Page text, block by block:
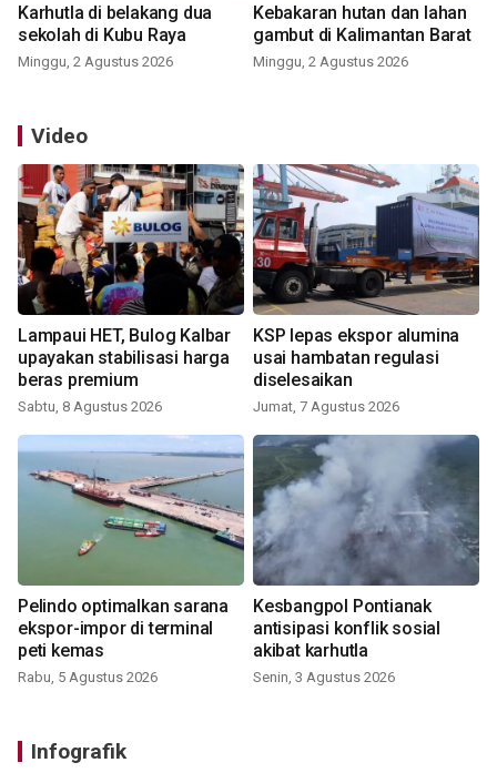
Karhutla di belakang dua
sekolah di Kubu Raya
Minggu, 2 Agustus 2026
Kebakaran hutan dan lahan
gambut di Kalimantan Barat
Minggu, 2 Agustus 2026
Video
Lampaui HET, Bulog Kalbar
upayakan stabilisasi harga
beras premium
Sabtu, 8 Agustus 2026
KSP lepas ekspor alumina
usai hambatan regulasi
diselesaikan
Jumat, 7 Agustus 2026
Pelindo optimalkan sarana
ekspor-impor di terminal
peti kemas
Rabu, 5 Agustus 2026
Kesbangpol Pontianak
antisipasi konflik sosial
akibat karhutla
Senin, 3 Agustus 2026
Infografik